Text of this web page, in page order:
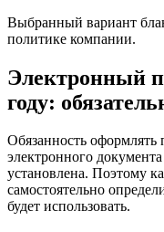
Выбранный вариант
политике компании.
Электронный
году:
Обязанность оформлять
электронного
установлена. Поэтому
самостоятельно
будет использовать.